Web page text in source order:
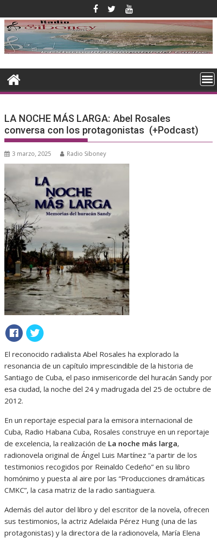
al
contenido
LA NOCHE MÁS LARGA: Abel Rosales
conversa con los protagonistas (+Podcast)
3 marzo, 2025 Radio Siboney
El reconocido radialista Abel Rosales ha explorado la
resonancia de un capítulo imprescindible de la historia de
Santiago de Cuba, el paso inmisericorde del huracán Sandy por
esa ciudad, la noche del 24 y madrugada del 25 de octubre de
2012.
En un reportaje especial para la emisora internacional de
Cuba, Radio Habana Cuba, Rosales construye en un reportaje
de excelencia, la realización de La noche más larga,
radionovela original de Ángel Luis Martínez “a partir de los
testimonios recogidos por Reinaldo Cedeño” en su libro
homónimo y puesta al aire por las “Producciones dramáticas
CMKC”, la casa matriz de la radio santiaguera.
Además del autor del libro y del escritor de la novela, ofrecen
sus testimonios, la actriz Adelaida Pérez Hung (una de las
protagonistas) y la directora de la radionovela, María Elena